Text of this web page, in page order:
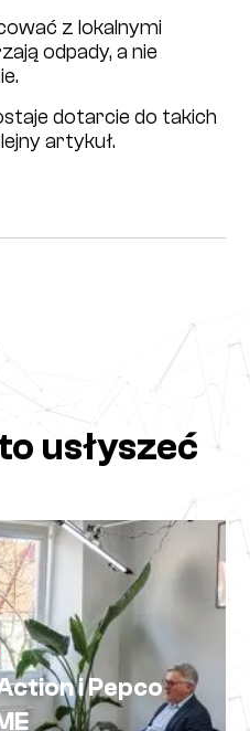
z lokalnymi
odpady, a nie
dotarcie do takich
artykuł.
usłyszeć
i Pepco